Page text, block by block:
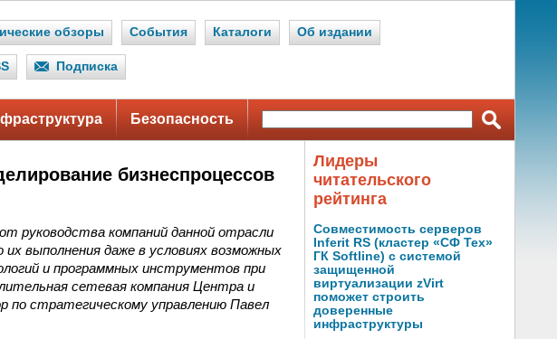
обзоры События Каталоги Об издании
Подписка
Безопасность
бизнес­процессов
руководства компаний данной отрасли
выполнения даже в условиях возможных
и программных инструментов при
сетевая компания Центра и
по стратегическому управлению Павел
Лидеры
читательского
рейтинга
Совместимость серверов
Inferit RS (кластер «СФ Тех»
ГК Softline) с системой
защищенной
виртуализации zVirt
поможет строить
доверенные
инфраструктуры